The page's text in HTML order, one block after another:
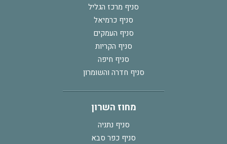
סניף מרכז הגליל
סניף כרמיאל
סניף העמקים
סניף הקריות
סניף חיפה
סניף חדרה והשומרון
מחוז השרון
סניף נתניה
סניף כפר סבא